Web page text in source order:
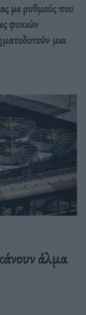
με ρυθμούς που
φυκιών
μια
άλμα